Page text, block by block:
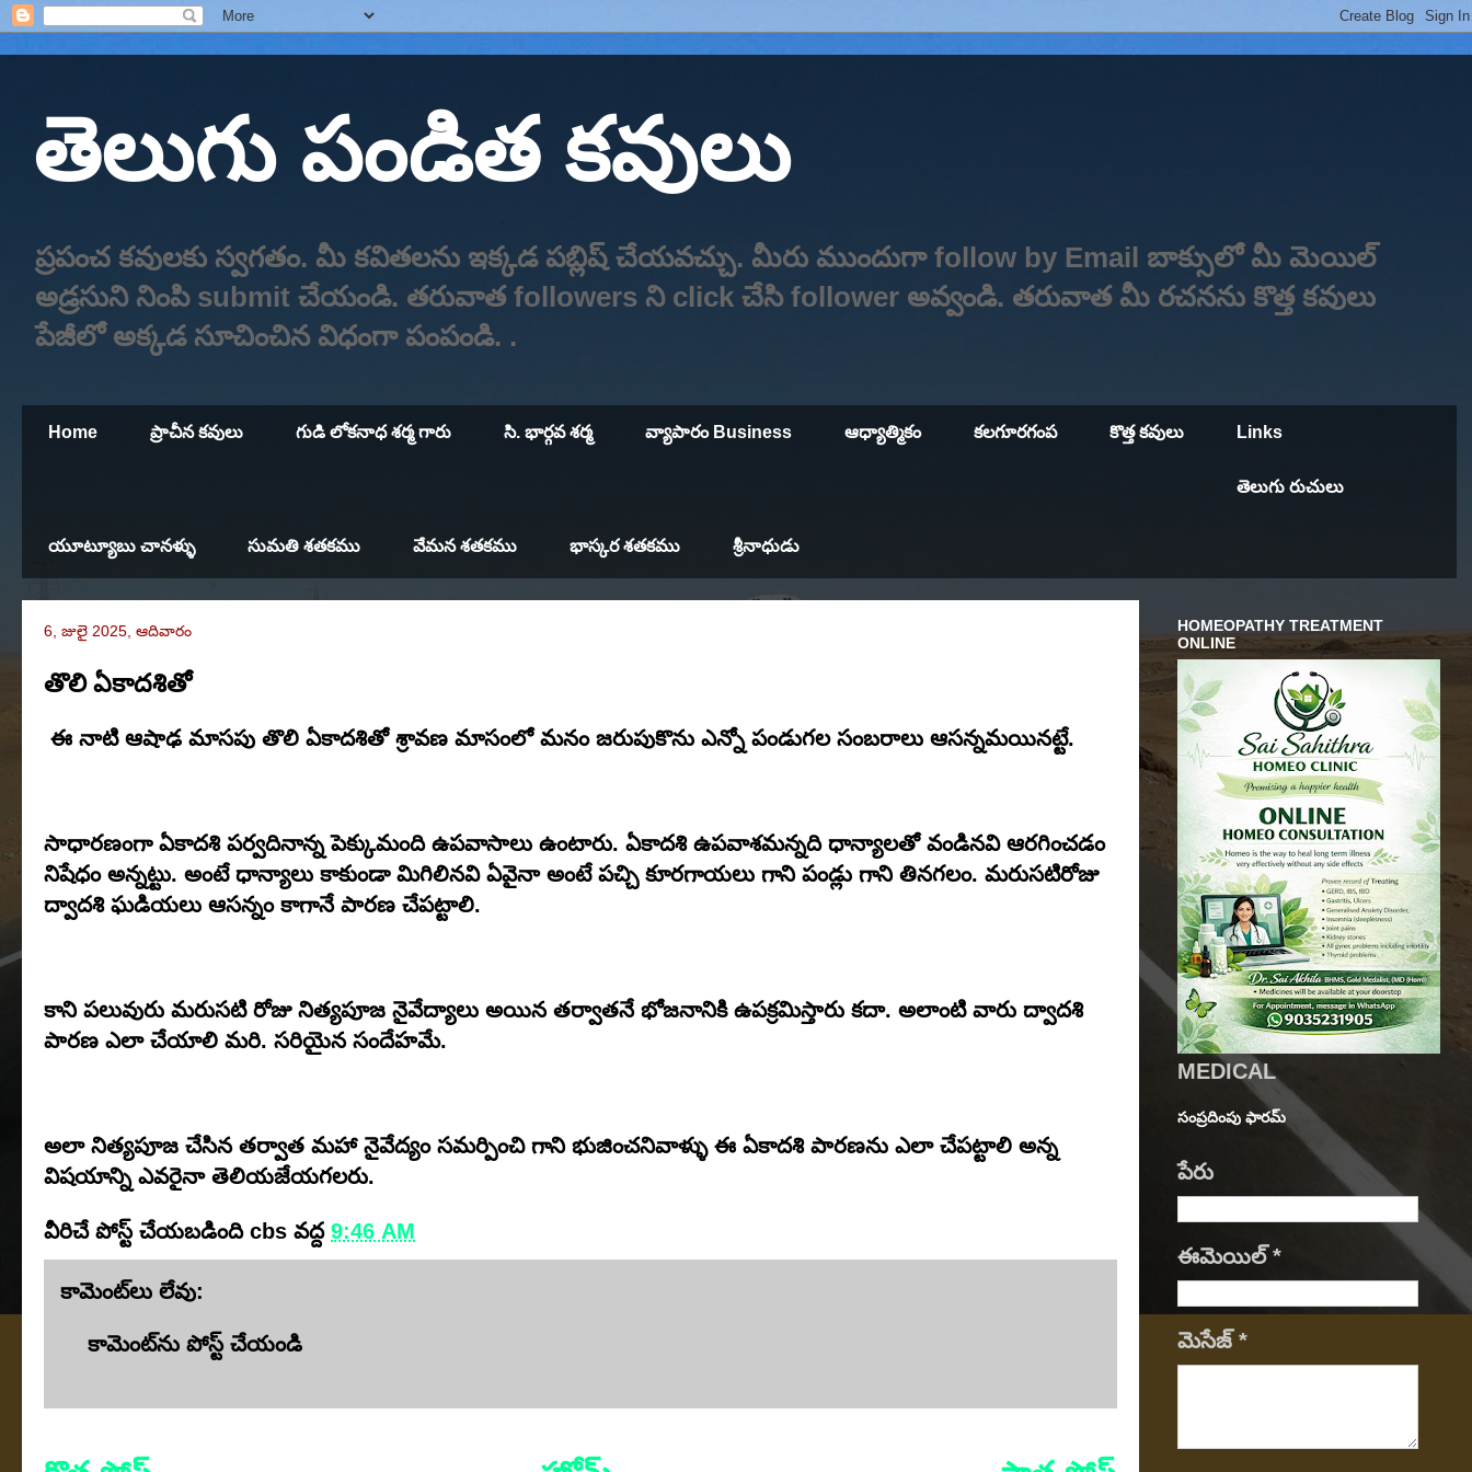
తెలుగు పండిత కవులు
ప్రపంచ కవులకు స్వగతం. మీ కవితలను ఇక్కడ పబ్లిష్ చేయవచ్చు. మీరు ముందుగా follow by Email బాక్సులో మీ మెయిల్
అడ్రసుని నింపి submit చేయండి. తరువాత followers ని click చేసి follower అవ్వండి. తరువాత మీ రచనను కొత్త కవులు
పేజీలో అక్కడ సూచించిన విధంగా పంపండి. .
Home ప్రాచీన కవులు గుడి లోకనాధ శర్మ గారు సి. భార్గవ శర్మ వ్యాపారం Business ఆధ్యాత్మికం కలగూరగంప కొత్త కవులు Links
తెలుగు రుచులు
యూట్యూబు చానళ్ళు సుమతి శతకము వేమన శతకము భాస్కర శతకము శ్రీనాధుడు
6, జులై 2025, ఆదివారం
తొలి ఏకాదశితో
ఈ నాటి ఆషాఢ మాసపు తొలి ఏకాదశితో శ్రావణ మాసంలో మనం జరుపుకొను ఎన్నో పండుగల సంబరాలు ఆసన్నమయినట్టే.
సాధారణంగా ఏకాదశి పర్వదినాన్న పెక్కుమంది ఉపవాసాలు ఉంటారు. ఏకాదశి ఉపవాశమన్నది ధాన్యాలతో వండినవి ఆరగించడం
నిషేధం అన్నట్టు. అంటే ధాన్యాలు కాకుండా మిగిలినవి ఏవైనా అంటే పచ్చి కూరగాయలు గాని పండ్లు గాని తినగలం. మరుసటిరోజు
ద్వాదశి ఘడియలు ఆసన్నం కాగానే పారణ చేపట్టాలి.
కాని పలువురు మరుసటి రోజు నిత్యపూజ నైవేద్యాలు అయిన తర్వాతనే భోజనానికి ఉపక్రమిస్తారు కదా. అలాంటి వారు ద్వాదశి
పారణ ఎలా చేయాలి మరి. సరియైన సందేహమే.
అలా నిత్యపూజ చేసిన తర్వాత మహా నైవేద్యం సమర్పించి గాని భుజించనివాళ్ళు ఈ ఏకాదశి పారణను ఎలా చేపట్టాలి అన్న
విషయాన్ని ఎవరైనా తెలియజేయగలరు.
వీరిచే పోస్ట్ చేయబడింది cbs వద్ద 9:46 AM
కామెంట్‌లు లేవు:
కామెంట్‌ను పోస్ట్ చేయండి
HOMEOPATHY TREATMENT
ONLINE
MEDICAL
సంప్రదింపు ఫారమ్
పేరు
ఈమెయిల్‌ *
మెసేజ్‌ *